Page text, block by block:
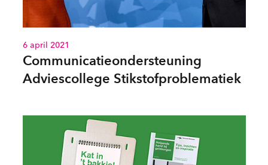
6 april 2021
Communicatieondersteuning
Adviescollege Stikstofproblematiek